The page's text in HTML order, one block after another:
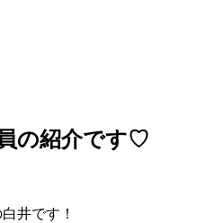
の紹介です♡
井です！